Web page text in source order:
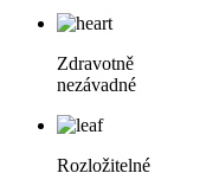
Zdravotně
nezávadné
Rozložitelné